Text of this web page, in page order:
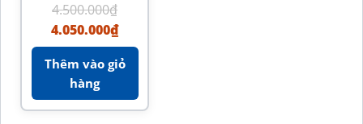
4.500.000₫
4.050.000₫
Thêm vào giỏ
hàng